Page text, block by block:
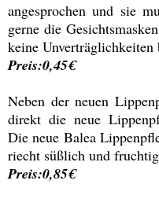
angesprochen und sie
gerne die
keine Unverträglichkeiten
Preis:0,45€
Neben der neuen
direkt die neue
Die neue Balea
riecht süßlich und
Preis:0,85€